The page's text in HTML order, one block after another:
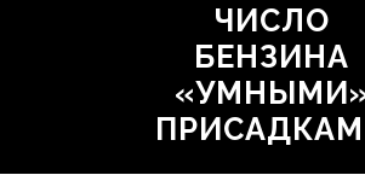
ЧИСЛО
БЕНЗИНА